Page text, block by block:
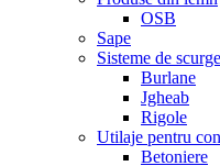
OSB
Sape
Sisteme de
Burlane
Jgheab
Rigole
Utilaje pentru
Betoniere